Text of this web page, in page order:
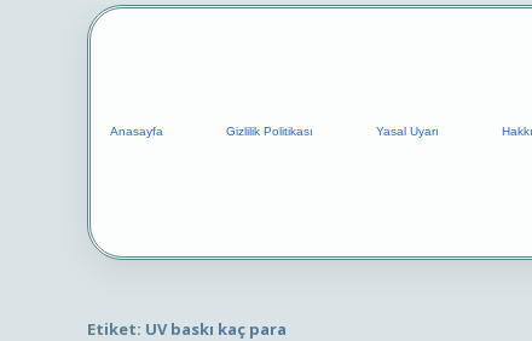
Anasayfa Gizlilik Politikası Yasal Uyarı
Etiket: UV baskı kaç para